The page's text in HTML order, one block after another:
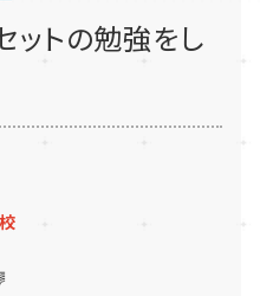
ットの勉強をし